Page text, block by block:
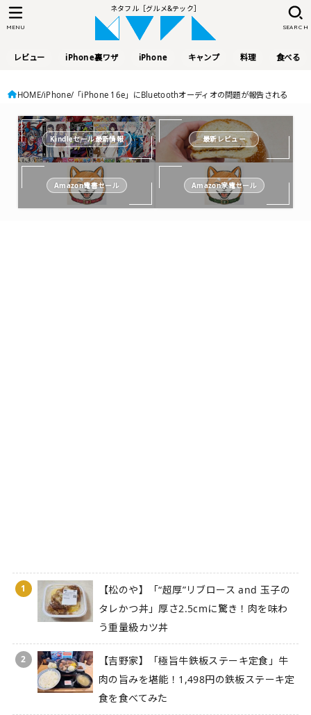
ネタフル［グルメ&テック］
レビュー iPhone裏ワザ iPhone キャンプ 料理 食べる
SEARCH
MENU
HOME iPhone 「iPhone 16e」にBluetoothオーディオの問題が報告される
Kindleセール最新情報 最新レビュー
Amazon電書セール Amazon家電セール
1
【松のや】「“超厚”リブロース and 玉子の
タレかつ丼」厚さ2.5cmに驚き！肉を味わ
う重量級カツ丼
2
【吉野家】「極旨牛鉄板ステーキ定食」牛
肉の旨みを堪能！1,498円の鉄板ステーキ定
食を食べてみた